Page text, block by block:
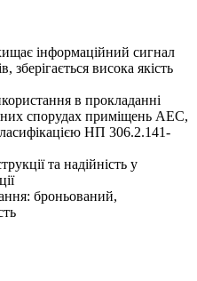
інформаційний сигнал
зберігається висока якість
в прокладанні
спорудах приміщень АЕС,
НП 306.2.141-
та надійність у
броньований,